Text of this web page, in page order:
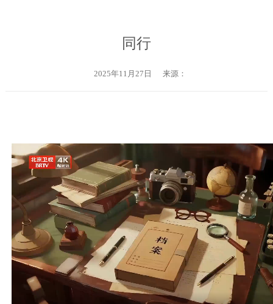
同行
2025年11月27日 来源：